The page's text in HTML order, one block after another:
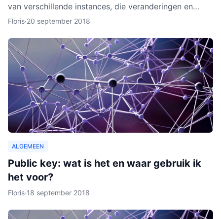
van verschillende instances, die veranderingen en
activiteiten in het netwerk noteren. Een orakel is erg
Floris·20 september 2018
ALGEMEEN
Public key: wat is het en waar gebruik ik
het voor?
Floris·18 september 2018